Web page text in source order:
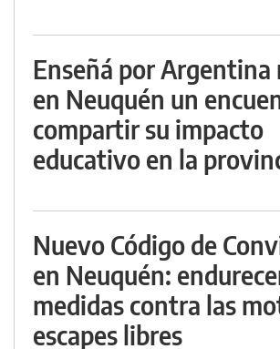
Enseñá por Argentina
en Neuquén un
compartir su impacto
educativo en la
Nuevo Código de
en Neuquén:
medidas contra las
escapes libres